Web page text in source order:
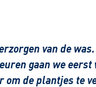
van de
gaan we
om de plantjes te